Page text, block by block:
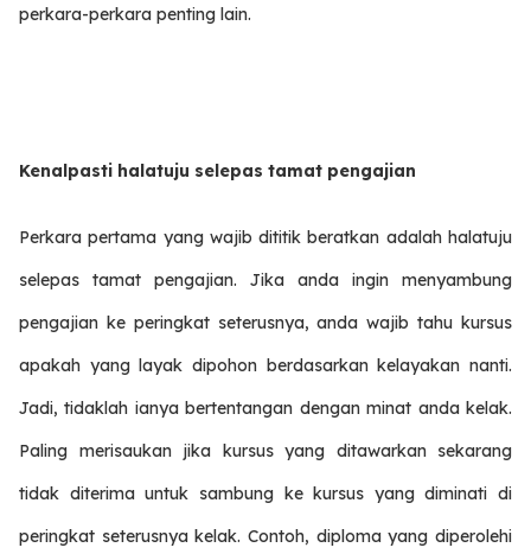
perkara-perkara penting lain.
Kenalpasti halatuju selepas tamat pengajian
Perkara pertama yang wajib dititik beratkan adalah halatuju
selepas tamat pengajian. Jika anda ingin menyambung
pengajian ke peringkat seterusnya, anda wajib tahu kursus
apakah yang layak dipohon berdasarkan kelayakan nanti.
Jadi, tidaklah ianya bertentangan dengan minat anda kelak.
Paling merisaukan jika kursus yang ditawarkan sekarang
tidak diterima untuk sambung ke kursus yang diminati di
peringkat seterusnya kelak. Contoh, diploma yang diperolehi